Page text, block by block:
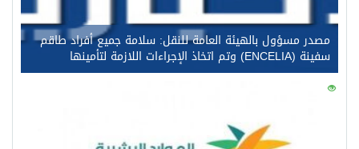
مصدر مسؤول بالهيئة العامة للنقل: سلامة جميع أفراد طاقم
سفينة (ENCELIA) وتم اتخاذ الإجراءات اللازمة لتأمينها
92